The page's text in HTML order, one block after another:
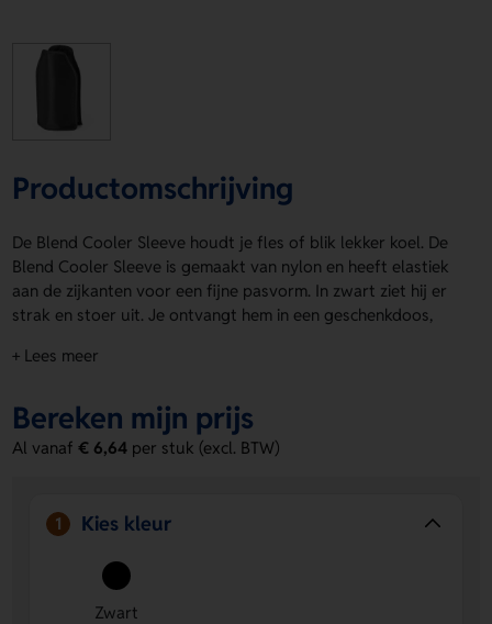
Productomschrijving
De Blend Cooler Sleeve houdt je fles of blik lekker koel. De
Blend Cooler Sleeve is gemaakt van nylon en heeft elastiek
aan de zijkanten voor een fijne pasvorm. In zwart ziet hij er
strak en stoer uit. Je ontvangt hem in een geschenkdoos,
230 mm neem je hem makkelijk mee. Laat op de voorzijde
vraag een prijs op.
Voordelen van de Blend Cooler Sleeve
het terras of bij een borrel.
Ruimte voor personalisatie
een logo, naam of eigen ontwerp laten plaatsen.
Leuk om te geven
direct klaar als cadeau.
+ Lees meer
Bereken mijn prijs
Al vanaf€ 6,64 per stuk (excl. BTW)
1 Kies kleur
Zwart